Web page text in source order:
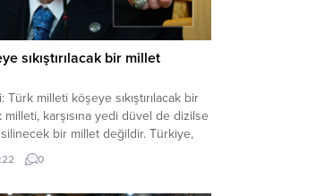
sıkıştırılacak bir millet
milleti köşeye sıkıştırılacak bir
karşısına yedi düvel de dizilse
bir millet değildir. Türkiye,
çizilen haritaların kenarına
bir avuç toprak verilip denizlerinden
0